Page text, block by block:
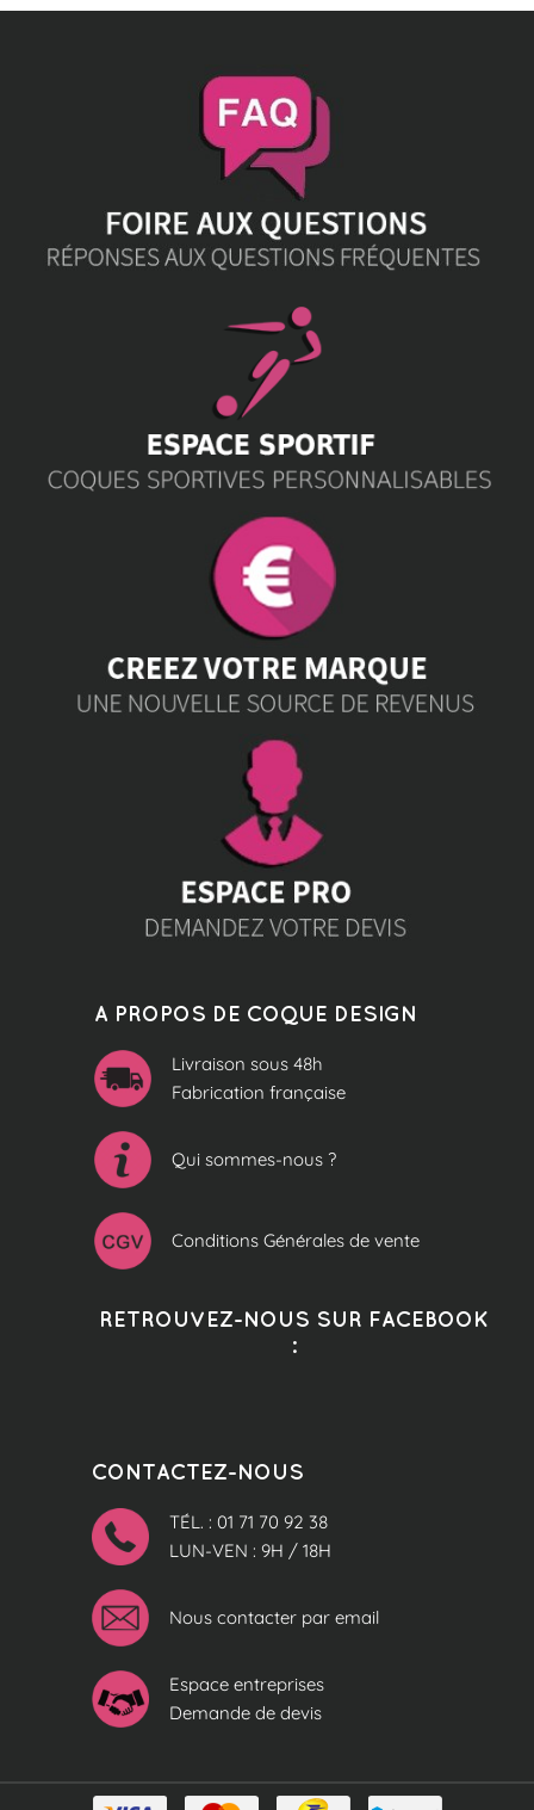
A PROPOS DE COQUE DESIGN
Livraison sous 48h
Fabrication française
Qui sommes-nous ?
Conditions Générales de vente
RETROUVEZ-NOUS SUR FACEBOOK
:
CONTACTEZ-NOUS
TÉL. : 01 71 70 92 38
LUN-VEN : 9H / 18H
Nous contacter par email
Espace entreprises
Demande de devis